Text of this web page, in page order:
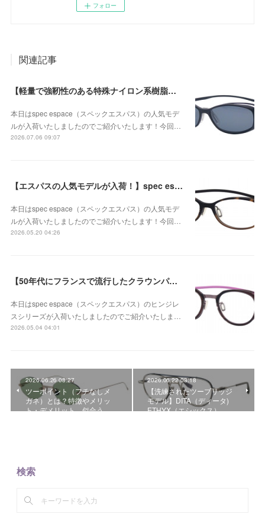
フォロー
関連記事
【軽量で強靭性のある特殊ナイロン系樹脂とチタンを組み合わせたコンビネーションタイプのサングラス】spec espace（スペックエスパス） ES-2292 Col.01が入荷！
本日はspec espace（スペックエスパス）の人気モデ
ルが入荷いたしましたのでご紹介いたします！今回…
2026.07.06 09:07
【エスパスの人気モデルが入荷！】spec espace（スペックエスパス） ES-2075 Col.05が入荷！
本日はspec espace（スペックエスパス）の人気モデ
ルが入荷いたしましたのでご紹介いたします！今回…
2026.05.20 04:26
【50年代にフランスで流行したクラウンパントデザインのヒンジレスフレーム】spec espace（スペックエスパス） ES-2271 Col.04が入荷！
本日はspec espace（スペックエスパス）のヒンジレ
スシリーズが入荷いたしましたのでご紹介いたしま…
2026.05.04 04:01
2026.06.26 08:27
ツーポイント（フチなしメ
ガネ）とは？特徴やメリッ
ト・デメリット、似合う…
2026.06.22 08:18
【洗練されたツーブリッジ
モデル】DITA（ディータ)
ETHYX（エシックス） …
検索